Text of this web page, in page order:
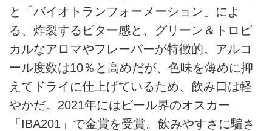
と「バイオトランフォーメーション」によ
る、炸裂するビター感と、グリーン＆トロピ
カルなアロマやフレーバーが特徴的。アルコ
ール度数は10％と高めだが、色味を薄めに抑
えてドライに仕上げているため、飲み口は軽
やかだ。2021年にはビール界のオスカー
「IBA201」で金賞を受賞。飲みやすさに騙さ